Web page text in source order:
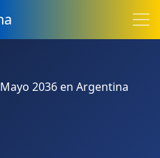
Mayo 2036 en Argentina